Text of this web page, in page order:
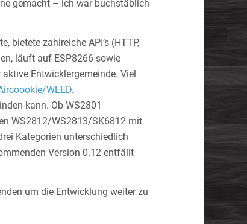
gemacht – ich war buchstäblich
bietete zahlreiche API’s (HTTP,
läuft auf ESP8266 sowie
Entwicklergemeinde. Viel
WLED.
kann. Ob WS2801
WS2812/WS2813/SK6812 mit
Kategorien unterschiedlich
Version 0.12 entfällt
um die Entwicklung weiter zu